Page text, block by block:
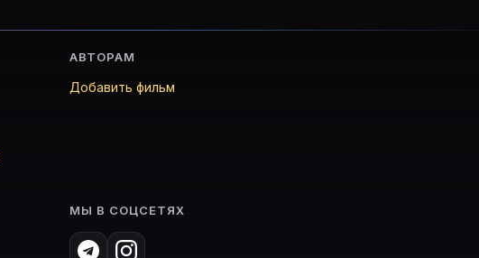
АВТОРАМ
Добавить фильм
МЫ В СОЦСЕТЯХ